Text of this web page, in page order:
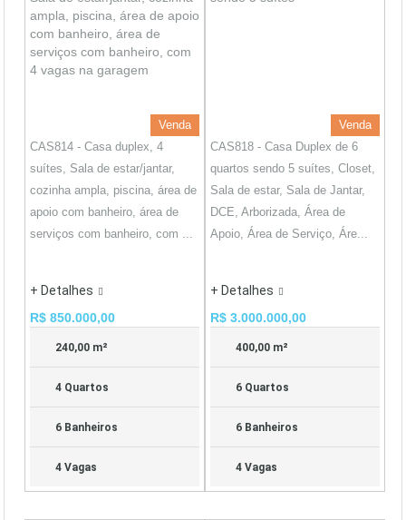
Venda
CAS814 - Casa duplex, 4
suítes, Sala de estar/jantar,
cozinha ampla, piscina, área de
apoio com banheiro, área de
serviços com banheiro, com ...
+ Detalhes
R$ 850.000,00
240,00 m²
4 Quartos
6 Banheiros
4 Vagas
Venda
CAS818 - Casa Duplex de 6
quartos sendo 5 suítes, Closet,
Sala de estar, Sala de Jantar,
DCE, Arborizada, Área de
Apoio, Área de Serviço, Áre...
+ Detalhes
R$ 3.000.000,00
400,00 m²
6 Quartos
6 Banheiros
4 Vagas